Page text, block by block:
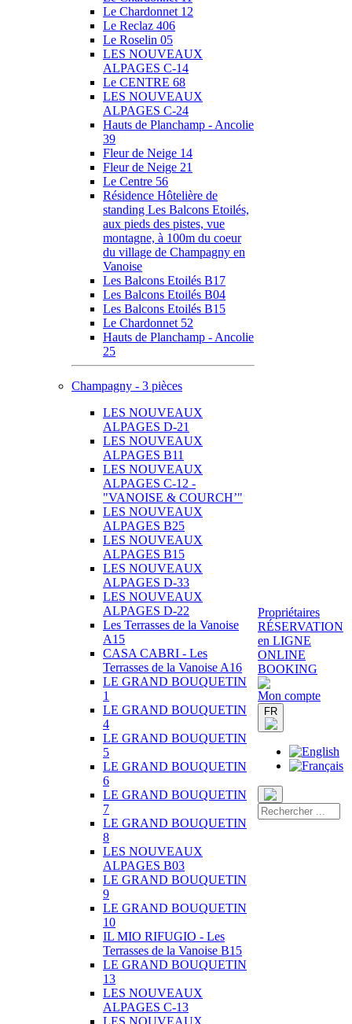
Le Chardonnet 12
Le Reclaz 406
Le Roselin 05
LES NOUVEAUX
ALPAGES C-14
Le CENTRE 68
LES NOUVEAUX
ALPAGES C-24
Hauts de Planchamp - Ancolie
39
Fleur de Neige 14
Fleur de Neige 21
Le Centre 56
Résidence Hôtelière de
standing Les Balcons Etoilés,
aux pieds des pistes, vue
montagne, à 100m du coeur
du village de Champagny en
Vanoise
Les Balcons Etoilés B17
Les Balcons Etoilés B04
Les Balcons Etoilés B15
Le Chardonnet 52
Hauts de Planchamp - Ancolie
25
Champagny - 3 pièces
LES NOUVEAUX
ALPAGES D-21
LES NOUVEAUX
ALPAGES B11
LES NOUVEAUX
ALPAGES C-12 -
"VANOISE & COURCH’"
LES NOUVEAUX
ALPAGES B25
LES NOUVEAUX
ALPAGES B15
LES NOUVEAUX
ALPAGES D-33
LES NOUVEAUX
ALPAGES D-22
Les Terrasses de la Vanoise
A15
CASA CABRI - Les
Terrasses de la Vanoise A16
LE GRAND BOUQUETIN
1
LE GRAND BOUQUETIN
4
LE GRAND BOUQUETIN
5
LE GRAND BOUQUETIN
6
LE GRAND BOUQUETIN
7
LE GRAND BOUQUETIN
8
LES NOUVEAUX
ALPAGES B03
LE GRAND BOUQUETIN
9
LE GRAND BOUQUETIN
10
IL MIO RIFUGIO - Les
Terrasses de la Vanoise B15
LE GRAND BOUQUETIN
13
LES NOUVEAUX
ALPAGES C-13
LES NOUVEAUX
Propriétaires
RÉSERVATION
en LIGNE
ONLINE
BOOKING
Mon compte
FR